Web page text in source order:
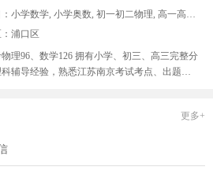
科目：小学数学, 小学奥数, 初一初二物理, 高一高二...
浦口区
理96、数学126 拥有小学、初三、高三完整分
辅导经验，熟悉江苏南京考试考点、出题思
更多+